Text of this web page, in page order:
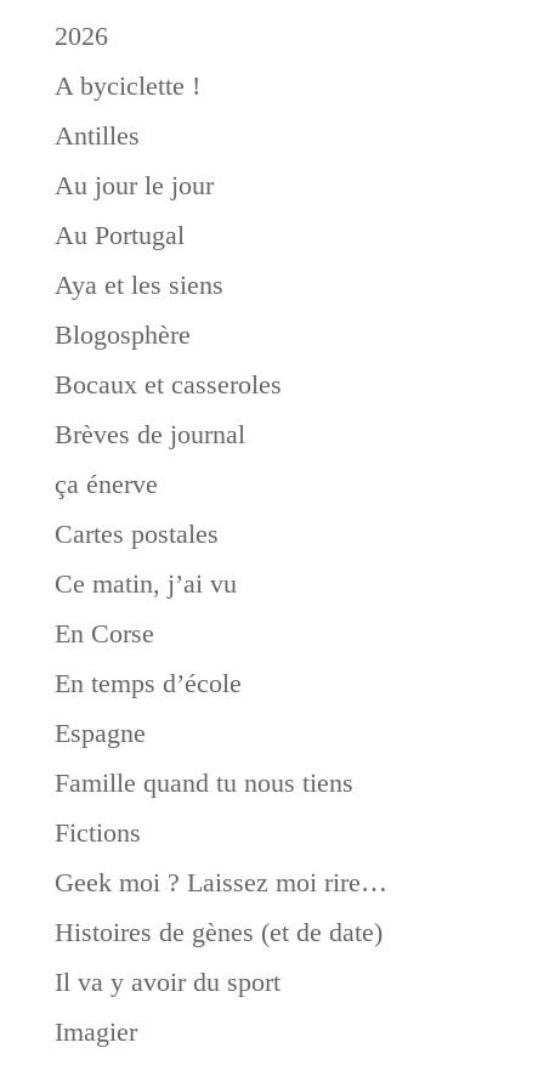
2026
A byciclette !
Antilles
Au jour le jour
Au Portugal
Aya et les siens
Blogosphère
Bocaux et casseroles
Brèves de journal
ça énerve
Cartes postales
Ce matin, j’ai vu
En Corse
En temps d’école
Espagne
Famille quand tu nous tiens
Fictions
Geek moi ? Laissez moi rire…
Histoires de gènes (et de date)
Il va y avoir du sport
Imagier